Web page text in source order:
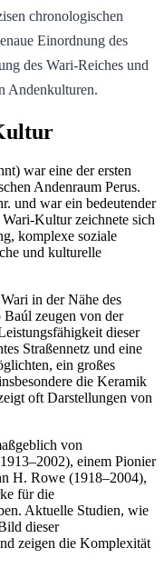
chronologischen
Einordnung des
des Wari-Reiches und
Andenkulturen.
war eine der ersten
Andenraum Perus.
und war ein bedeutender
Kultur zeichnete sich
komplexe soziale
und kulturelle
in der Nähe des
zeugen von der
dieser
Straßennetz und eine
ein großes
die Keramik
oft Darstellungen von
von
einem Pionier
H. Rowe (1918–2004),
für die
Aktuelle Studien, wie
dieser
zeigen die Komplexität